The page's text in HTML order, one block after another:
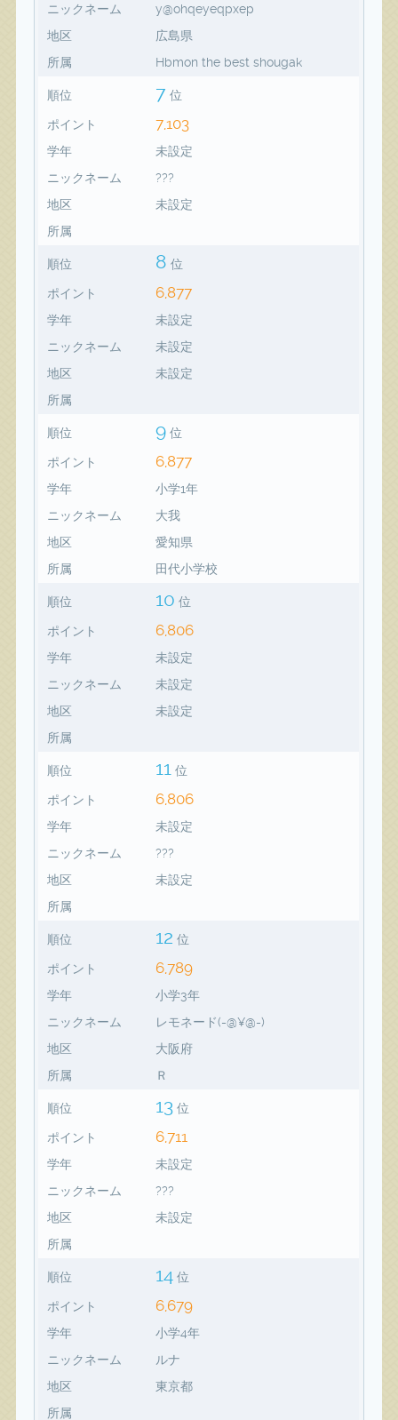
ニックネーム
y@ohqeyeqpxep
地区
広島県
所属
Hbmon the best shougak
順位 7 位
ポイント 7,103
学年
未設定
ニックネーム
???
地区
未設定
所属
順位 8 位
ポイント 6,877
学年
未設定
ニックネーム
未設定
地区
未設定
所属
順位 9 位
ポイント 6,877
学年
小学1年
ニックネーム
大我
地区
愛知県
所属
田代小学校
順位 10 位
ポイント 6,806
学年
未設定
ニックネーム
未設定
地区
未設定
所属
順位 11 位
ポイント 6,806
学年
未設定
ニックネーム
???
地区
未設定
所属
順位 12 位
ポイント 6,789
学年
小学3年
ニックネーム
レモネード(-@¥@-)
地区
大阪府
所属
Ｒ
順位 13 位
ポイント 6,711
学年
未設定
ニックネーム
???
地区
未設定
所属
順位 14 位
ポイント 6,679
学年
小学4年
ニックネーム
ルナ
地区
東京都
所属